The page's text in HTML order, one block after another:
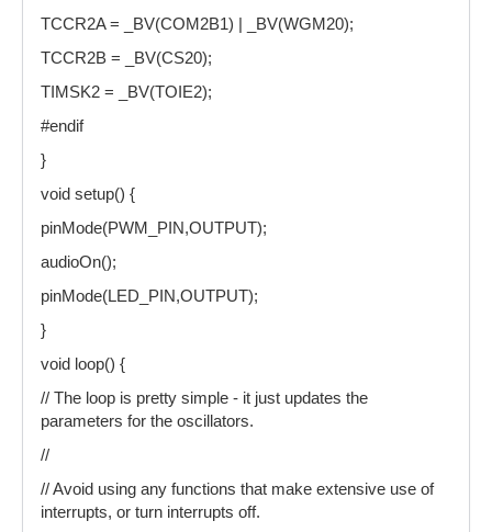
TCCR2A = _BV(COM2B1) | _BV(WGM20);
TCCR2B = _BV(CS20);
TIMSK2 = _BV(TOIE2);
#endif
}
void setup() {
pinMode(PWM_PIN,OUTPUT);
audioOn();
pinMode(LED_PIN,OUTPUT);
}
void loop() {
// The loop is pretty simple - it just updates the
parameters for the oscillators.
//
// Avoid using any functions that make extensive use of
interrupts, or turn interrupts off.